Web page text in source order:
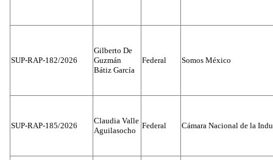
SUP-RAP-182/2026
Gilberto De
Guzmán
Bátiz García
Federal Somos México
SUP-RAP-185/2026
Claudia Valle
Aguilasocho
Federal Cámara Nacional de la